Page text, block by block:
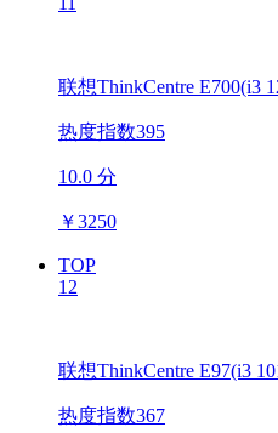
联想ThinkCentre E700(i3
热度指数395
10.0 分
￥3250
TOP
12
联想ThinkCentre E97(i3
热度指数367